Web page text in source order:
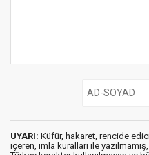
UYARI: Küfür, hakaret, rencide
içeren, imla kuralları ile yazılmamış,